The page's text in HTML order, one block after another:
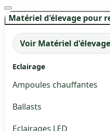
Matériel d'élevage pour
Voir Matériel
Eclairage
Ampoules chauffantes
Ballasts
Eclairages LED